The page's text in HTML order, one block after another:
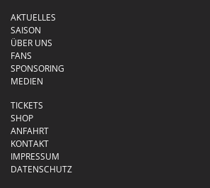
AKTUELLES
SAISON
ÜBER UNS
FANS
SPONSORING
MEDIEN
TICKETS
SHOP
ANFAHRT
KONTAKT
IMPRESSUM
DATENSCHUTZ